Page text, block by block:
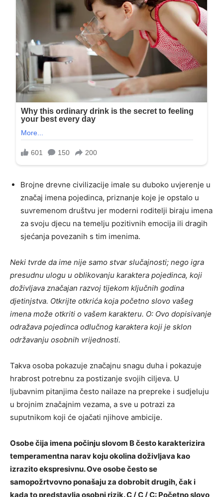
Brojne drevne civilizacije imale su duboko uvjerenje u
značaj imena pojedinca, priznanje koje je opstalo u
suvremenom društvu jer moderni roditelji biraju imena
za svoju djecu na temelju pozitivnih emocija ili dragih
sjećanja povezanih s tim imenima.
Neki tvrde da ime nije samo stvar slučajnosti; nego igra
presudnu ulogu u oblikovanju karaktera pojedinca, koji
doživljava značajan razvoj tijekom ključnih godina
djetinjstva. Otkrijte otkrića koja početno slovo vašeg
imena može otkriti o vašem karakteru. O: Ovo dopisivanje
odražava pojedinca odlučnog karaktera koji je sklon
održavanju osobnih vrijednosti.
Takva osoba pokazuje značajnu snagu duha i pokazuje
hrabrost potrebnu za postizanje svojih ciljeva. U
ljubavnim pitanjima često nailaze na prepreke i sudjeluju
u brojnim značajnim vezama, a sve u potrazi za
suputnikom koji će ojačati njihove ambicije.
Osobe čija imena počinju slovom B često karakterizira
temperamentna narav koju okolina doživljava kao
izrazito ekspresivnu. Ove osobe često se
samopožrtvovno ponašaju za dobrobit drugih, čak i
kada to predstavlja osobni rizik. C / C / C: Početno slovo